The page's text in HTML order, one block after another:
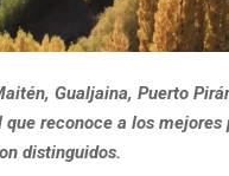
Gualjaina, Puerto
reconoce a los
distinguidos.